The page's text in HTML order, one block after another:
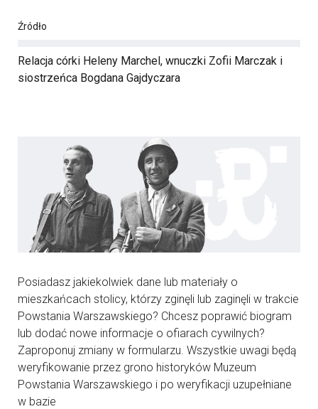
Źródło
Relacja córki Heleny Marchel, wnuczki Zofii Marczak i
siostrzeńca Bogdana Gajdyczara
Posiadasz jakiekolwiek dane lub materiały o
mieszkańcach stolicy, którzy zginęli lub zaginęli w trakcie
Powstania Warszawskiego? Chcesz poprawić biogram
lub dodać nowe informacje o ofiarach cywilnych?
Zaproponuj zmiany w formularzu. Wszystkie uwagi będą
weryfikowanie przez grono historyków Muzeum
Powstania Warszawskiego i po weryfikacji uzupełniane
w bazie